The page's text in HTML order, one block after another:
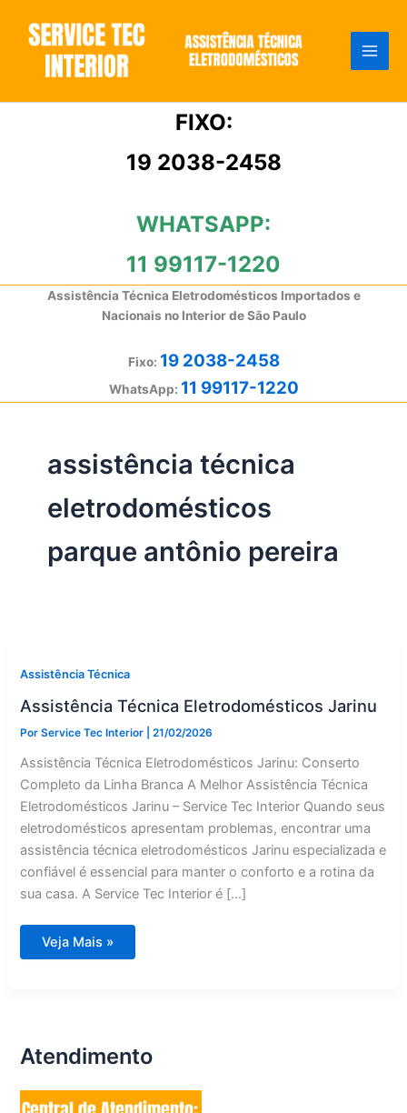
conteúdo
FIXO:
19 2038-2458
WHATSAPP:
11 99117-1220
Assistência Técnica Eletrodomésticos Importados e
Nacionais no Interior de São Paulo
Fixo: 19 2038-2458
WhatsApp: 11 99117-1220
assistência técnica
eletrodomésticos
parque antônio pereira
Assistência Técnica
Assistência Técnica Eletrodomésticos Jarinu
PorService Tec Interior |21/02/2026
Assistência Técnica Eletrodomésticos Jarinu: Conserto
Completo da Linha Branca A Melhor Assistência Técnica
Eletrodomésticos Jarinu – Service Tec Interior Quando seus
eletrodomésticos apresentam problemas, encontrar uma
assistência técnica eletrodomésticos Jarinu especializada e
confiável é essencial para manter o conforto e a rotina da
sua casa. A Service Tec Interior é […]
Assistência
Técnica
Veja Mais »
Atendimento